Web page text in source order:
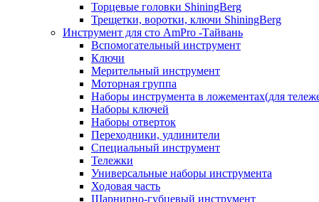
Торцевые головки ShiningBerg
Трещетки, воротки, ключи ShiningBerg
Инструмент для сто AmPro -Тайвань
Вспомогательный инструмент
Ключи
Мерительный инструмент
Моторная группа
Наборы инструмента в ложементах(для
Наборы ключей
Наборы отверток
Переходники, удлинители
Специальный инструмент
Тележки
Универсальные наборы инструмента
Ходовая часть
Шарнирно-губцевый инструмент